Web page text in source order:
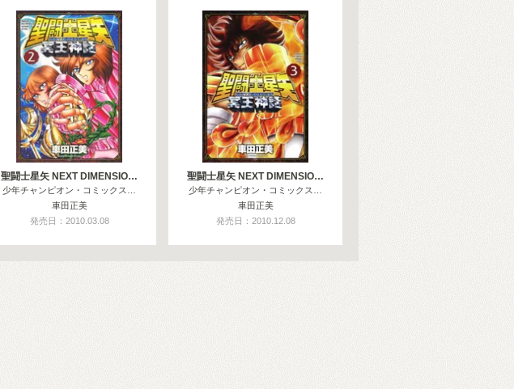
聖闘士星矢 NEXT DIMENSIO…
少年チャンピオン・コミックス…
車田正美
発売日：2010.03.08
聖闘士星矢 NEXT DIMENSIO…
少年チャンピオン・コミックス…
車田正美
発売日：2010.12.08